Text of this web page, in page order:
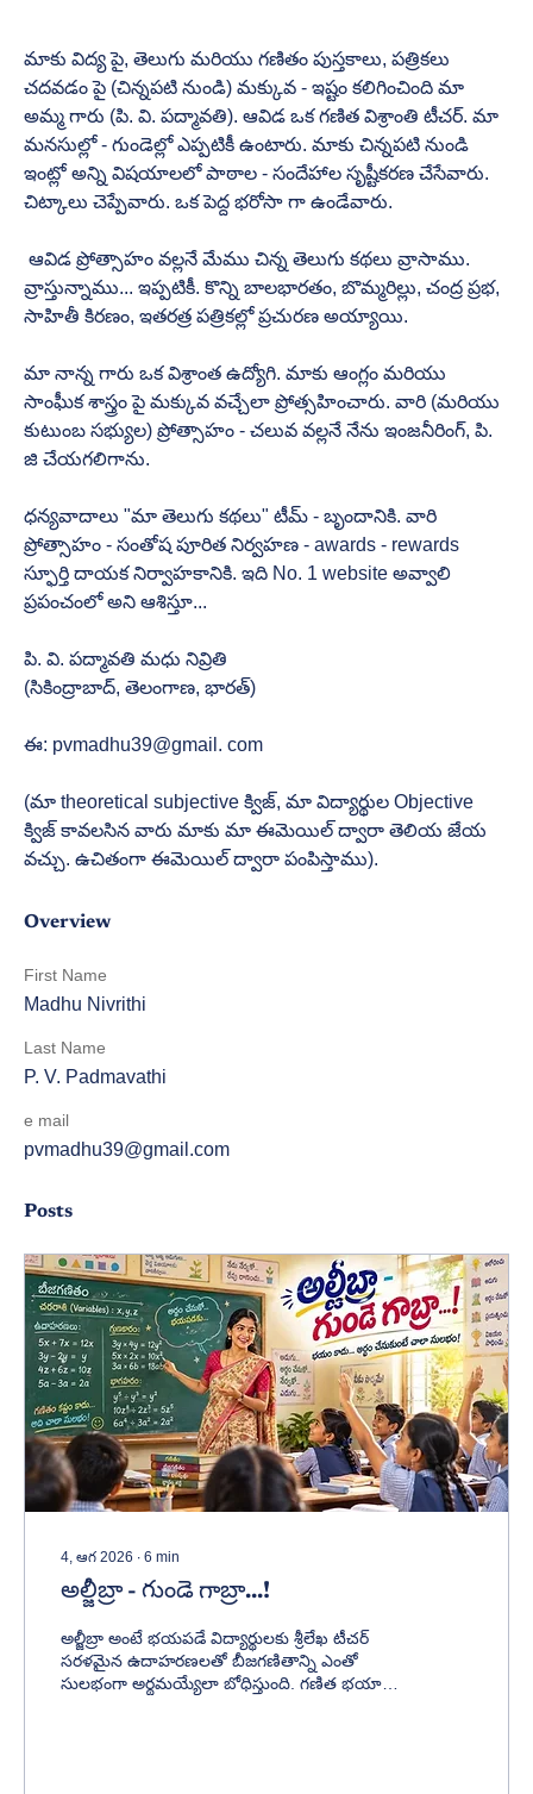
మాకు విద్య పై, తెలుగు మరియు గణితం పుస్తకాలు, పత్రికలు
చదవడం పై (చిన్నపటి నుండి) మక్కువ - ఇష్టం కలిగించింది మా
అమ్మ గారు (పి. వి. పద్మావతి). ఆవిడ ఒక గణిత విశ్రాంతి టీచర్. మా
మనసుల్లో - గుండెల్లో ఎప్పటికీ ఉంటారు. మాకు చిన్నపటి నుండి
ఇంట్లో అన్ని విషయాలలో పాఠాల - సందేహాల సృష్టీకరణ చేసేవారు.
చిట్కాలు చెప్పేవారు. ఒక పెద్ద భరోసా గా ఉండేవారు.
ఆవిడ ప్రోత్సాహం వల్లనే మేము చిన్న తెలుగు కథలు వ్రాసాము.
వ్రాస్తున్నాము... ఇప్పటికీ. కొన్ని బాలభారతం, బొమ్మరిల్లు, చంద్ర ప్రభ,
సాహితీ కిరణం, ఇతరత్ర పత్రికల్లో ప్రచురణ అయ్యాయి.
మా నాన్న గారు ఒక విశ్రాంత ఉద్యోగి. మాకు ఆంగ్లం మరియు
సాంఘీక శాస్త్రం పై మక్కువ వచ్చేలా ప్రోత్సహించారు. వారి (మరియు
కుటుంబ సభ్యుల) ప్రోత్సాహం - చలువ వల్లనే నేను ఇంజనీరింగ్, పి.
జి చేయగలిగాను.
ధన్యవాదాలు "మా తెలుగు కథలు" టీమ్ - బృందానికి. వారి
ప్రోత్సాహం - సంతోష పూరిత నిర్వహణ - awards - rewards
స్ఫూర్తి దాయక నిర్వాహకానికి. ఇది No. 1 website అవ్వాలి
ప్రపంచంలో అని ఆశిస్తూ...
పి. వి. పద్మావతి మధు నివ్రితి
(సికింద్రాబాద్, తెలంగాణ, భారత్)
ఈ: pvmadhu39@gmail. com
(మా theoretical subjective క్విజ్, మా విద్యార్థుల Objective
క్విజ్ కావలసిన వారు మాకు మా ఈమెయిల్ ద్వారా తెలియ జేయ
వచ్చు. ఉచితంగా ఈమెయిల్ ద్వారా పంపిస్తాము).
Overview
First Name
Madhu Nivrithi
Last Name
P. V. Padmavathi
e mail
pvmadhu39@gmail.com
Posts
4, ఆగ 2026 ∙ 6 min
అల్జీబ్రా - గుండె గాబ్రా...!
అల్జీబ్రా అంటే భయపడే విద్యార్థులకు శ్రీలేఖ టీచర్
సరళమైన ఉదాహరణలతో బీజగణితాన్ని ఎంతో
సులభంగా అర్థమయ్యేలా బోధిస్తుంది. గణిత భయాన్ని